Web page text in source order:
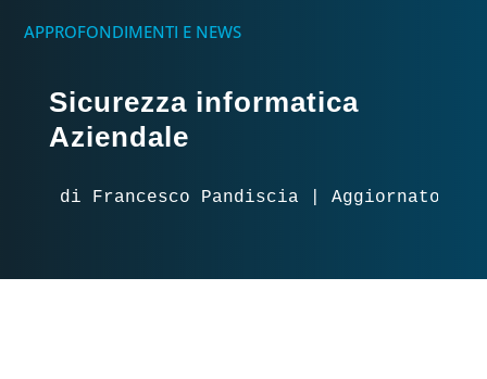
APPROFONDIMENTI E NEWS
Sicurezza informatica
Aziendale
di Francesco Pandiscia | Aggiornato il